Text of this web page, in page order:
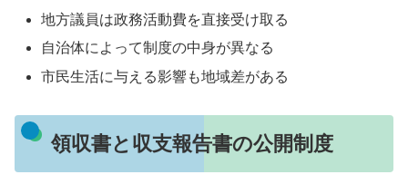
地方議員は政務活動費を直接受け取る
自治体によって制度の中身が異なる
市民生活に与える影響も地域差がある
領収書と収支報告書の公開制度